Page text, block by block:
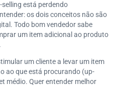
está perdendo
os dois conceitos não são
Todo bom vendedor sabe
um item adicional ao produto
um cliente a levar um item
ao que está procurando (up-
médio. Quer entender melhor